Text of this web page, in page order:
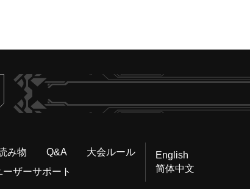
ヴァンガードch
み物 Q&A
大会ルール
ーザーサポート
English
简体中文